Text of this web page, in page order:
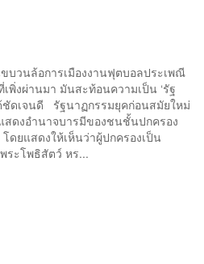
บวนล้อการเมืองงานฟุตบอลประเพณี
พิ่งผ่านมา มันสะท้อนความเป็น ‘รัฐ
ชัดเจนดี รัฐนาฏกรรมยุคก่อนสมัยใหม่
สดงอำนาจบารมีของชนชั้นปกครอง
ดยแสดงให้เห็นว่าผู้ปกครองเป็น
ระโพธิสัตว์ หร...